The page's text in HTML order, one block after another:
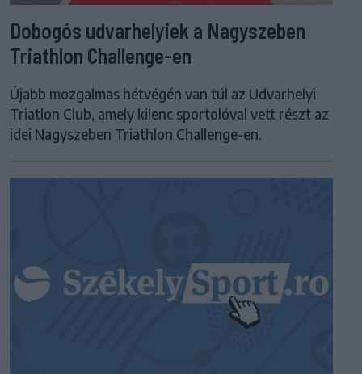
Dobogós udvarhelyiek a Nagyszeben
Triathlon Challenge-en
Újabb mozgalmas hétvégén van túl az Udvarhelyi
Triatlon Club, amely kilenc sportolóval vett részt az
idei Nagyszeben Triathlon Challenge-en.